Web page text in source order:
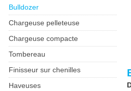
Bulldozer
Chargeuse pelleteuse
Chargeuse compacte
Tombereau
Finisseur sur chenilles
Haveuses